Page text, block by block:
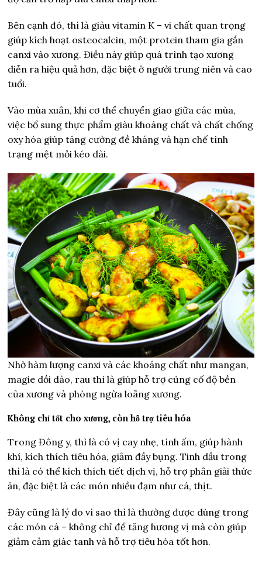
Bên cạnh đó, thì là giàu vitamin K – vi chất quan trọng
giúp kích hoạt osteocalcin, một protein tham gia gắn
canxi vào xương. Điều này giúp quá trình tạo xương
diễn ra hiệu quả hơn, đặc biệt ở người trung niên và cao
tuổi.
Vào mùa xuân, khi cơ thể chuyển giao giữa các mùa,
việc bổ sung thực phẩm giàu khoáng chất và chất chống
oxy hóa giúp tăng cường đề kháng và hạn chế tình
trạng mệt mỏi kéo dài.
Nhờ hàm lượng canxi và các khoáng chất như mangan,
magie dồi dào, rau thì là giúp hỗ trợ củng cố độ bền
của xương và phòng ngừa loãng xương.
Không chỉ tốt cho xương, còn hỗ trợ tiêu hóa
Trong Đông y, thì là có vị cay nhẹ, tính ấm, giúp hành
khí, kích thích tiêu hóa, giảm đầy bụng. Tinh dầu trong
thì là có thể kích thích tiết dịch vị, hỗ trợ phân giải thức
ăn, đặc biệt là các món nhiều đạm như cá, thịt.
Đây cũng là lý do vì sao thì là thường được dùng trong
các món cá – không chỉ để tăng hương vị mà còn giúp
giảm cảm giác tanh và hỗ trợ tiêu hóa tốt hơn.